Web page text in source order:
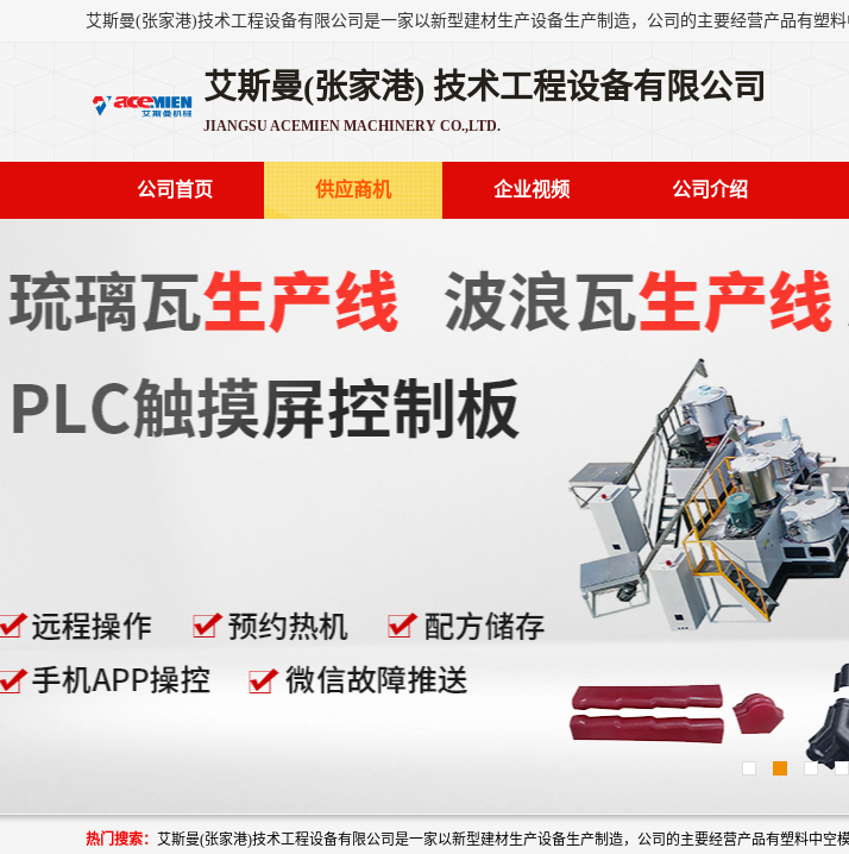
艾斯曼(张家港) 技术工程设备有限公司
JIANGSU ACEMIEN MACHINERY CO.,LTD.
公司首页 供应商机 企业视频 公司介绍
热门搜索：